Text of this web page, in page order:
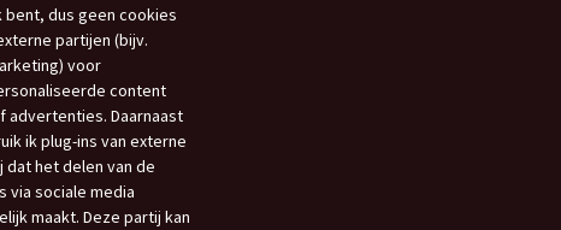
groeit al 75
Westlandboek;
over de
om mij heen
bent, dus geen cookies
partijen (bijv.
voor
content
advertenties. Daarnaast
ik plug-ins van externe
dat het delen van de
via sociale media
maakt. Deze partij kan